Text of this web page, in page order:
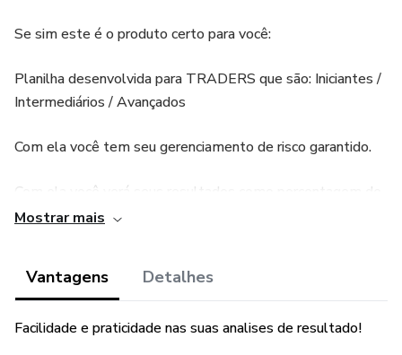
Se sim este é o produto certo para você:
Planilha desenvolvida para TRADERS que são: Iniciantes /
Intermediários / Avançados
Com ela você tem seu gerenciamento de risco garantido.
Com ela você verá seus resultados como porcentagem de
acertos de uma maneira clara e objetiva.
Mostrar mais
Vantagens Detalhes
Facilidade e praticidade nas suas analises de resultado!